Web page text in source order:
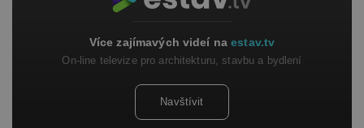
Více zajímavých videí naestav.tv
On-line televize pro architekturu, stavbu a bydlení
Navštívit